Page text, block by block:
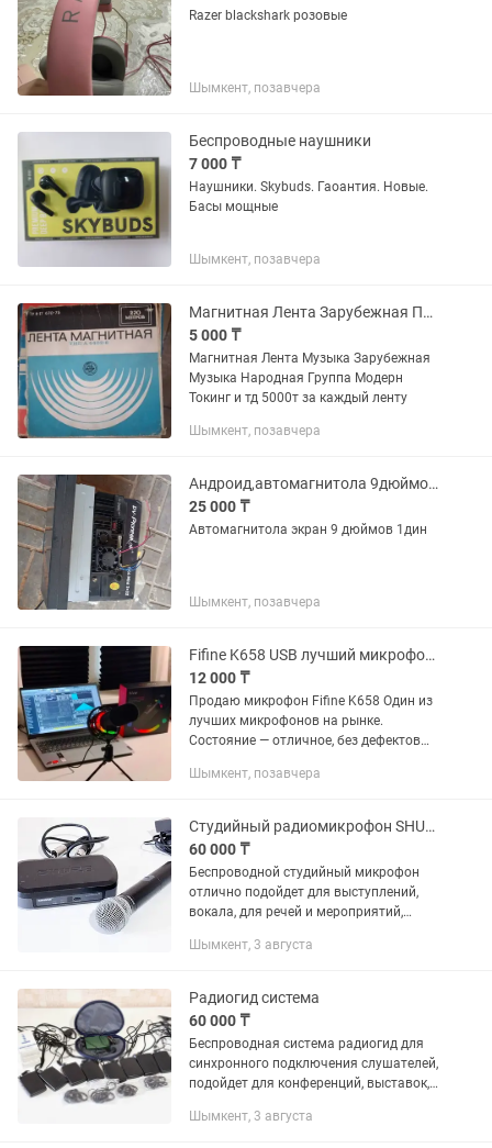
Razer blackshark розовые
Шымкент, позавчера
Беспроводные наушники
7 000 ₸
Наушники. Skybuds. Гаоантия. Новые.
Басы мощные
Шымкент, позавчера
Магнитная Лента Зарубежная Песни СССР Песни
5 000 ₸
Магнитная Лента Музыка Зарубежная
Музыка Народная Группа Модерн
Токинг и тд 5000т за каждый ленту
Шымкент, позавчера
Андроид,автомагнитола 9дюймов1дин под магнитолу крепление размер10-18см
25 000 ₸
Автомагнитола экран 9 дюймов 1дин
Шымкент, позавчера
Fifine K658 USB лучший микрофон для стримов и записи (как новый)
12 000 ₸
Продаю микрофон Fifine K658 Один из
лучших микрофонов на рынке.
Состояние — отличное, без дефектов
голоса / подкастов -Discord / игр
Шымкент, позавчера
Студийный радиомикрофон SHURE PG24/PG58 R10
60 000 ₸
Беспроводной студийный микрофон
отлично подойдет для выступлений,
вокала, для речей и мероприятий,
бренда Shure гарантирована. Гарантия
Шымкент, 3 августа
Радиогид система
60 000 ₸
Беспроводная система радиогид для
синхронного подключения слушателей,
подойдет для конференций, выставок,
слушатели надевают наушники и
Шымкент, 3 августа